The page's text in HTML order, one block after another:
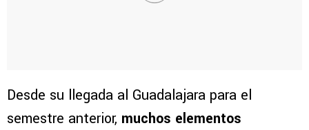
Desde su llegada al Guadalajara para el
semestre anterior, muchos elementos